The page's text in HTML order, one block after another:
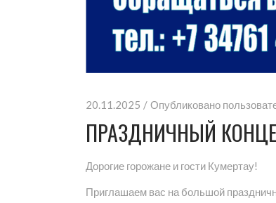
20.11.2025 Опубликовано
ПРАЗДНИЧНЫЙ
Дорогие горожане и гости Кумертау!
Приглашаем вас на большой